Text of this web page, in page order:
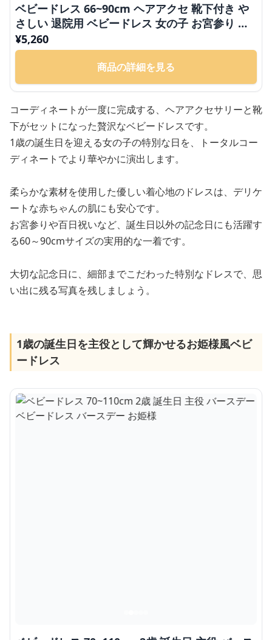
ベビードレス 66~90cm ヘアアクセ 靴下付き や
さしい 退院用 ベビードレス 女の子 お宮参り 百
日祝い 66～90cm
¥5,260
商品の詳細を見る
コーディネートが一度に完成する、ヘアアクセサリーと靴
下がセットになった贅沢なベビードレスです。
1歳の誕生日を迎える女の子の特別な日を、トータルコー
ディネートでより華やかに演出します。
柔らかな素材を使用した優しい着心地のドレスは、デリケ
ートな赤ちゃんの肌にも安心です。
お宮参りや百日祝いなど、誕生日以外の記念日にも活躍す
る60～90cmサイズの実用的な一着です。
大切な記念日に、細部までこだわった特別なドレスで、思
い出に残る写真を残しましょう。
1歳の誕生日を主役として輝かせるお姫様風ベビ
ードレス